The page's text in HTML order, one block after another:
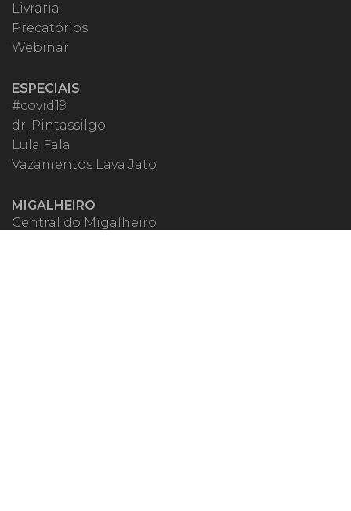
Livraria
Precatórios
Webinar
ESPECIAIS
#covid19
dr. Pintassilgo
Lula Fala
Vazamentos Lava Jato
MIGALHEIRO
Central do Migalheiro